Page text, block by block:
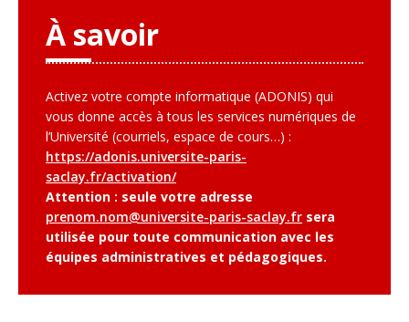
À savoir
Activez votre compte informatique (ADONIS) qui
vous donne accès à tous les services numériques de
l’Université (courriels, espace de cours…) :
https://adonis.universite-paris-
saclay.fr/activation/
Attention : seule votre adresse
prenom.nom@universite-paris-saclay.fr sera
utilisée pour toute communication avec les
équipes administratives et pédagogiques.